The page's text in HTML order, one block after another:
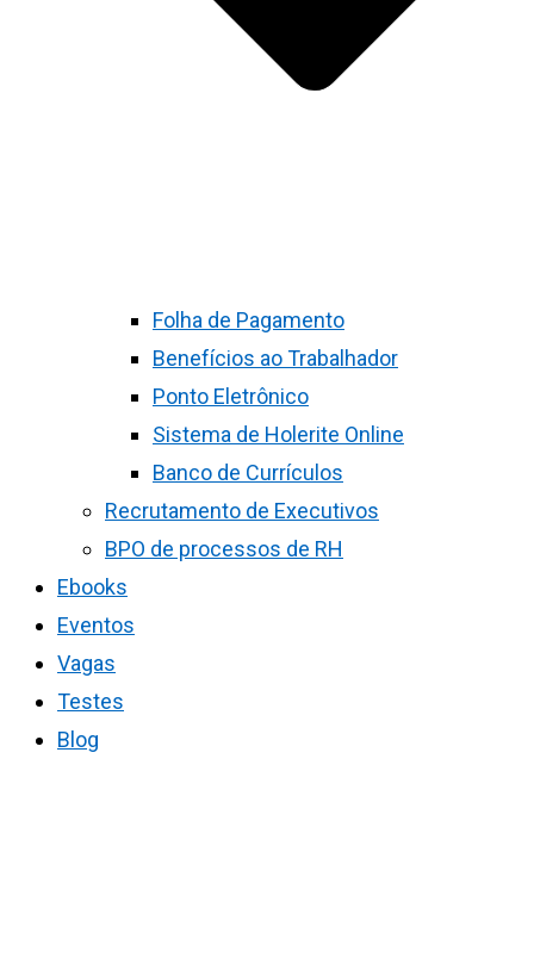
Folha de Pagamento
Benefícios ao Trabalhador
Ponto Eletrônico
Sistema de Holerite Online
Banco de Currículos
Recrutamento de Executivos
BPO de processos de RH
Ebooks
Eventos
Vagas
Testes
Blog